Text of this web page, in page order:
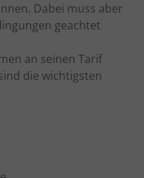
Dabei muss aber
geachtet
an seinen Tarif
die wichtigsten